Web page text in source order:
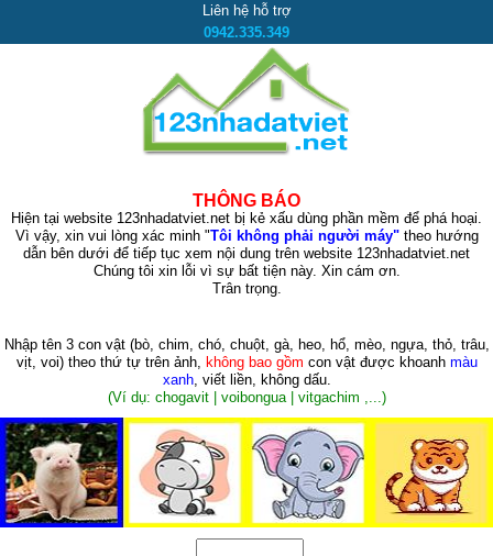
Liên hệ hỗ trợ
0942.335.349
THÔNG BÁO
Hiện tại website 123nhadatviet.net bị kẻ xấu dùng phần mềm để phá hoại.
Vì vậy, xin vui lòng xác minh "Tôi không phải người máy"theo hướng
dẫn bên dưới để tiếp tục xem nội dung trên website 123nhadatviet.net
Chúng tôi xin lỗi vì sự bất tiện này. Xin cám ơn.
Trân trọng.
Nhập tên 3 con vật (bò, chim, chó, chuột, gà, heo, hổ, mèo, ngựa, thỏ, trâu,
vịt, voi)theo thứ tự trên ảnh, không bao gồm con vật được khoanh màu
xanh, viết liền, không dấu.
(Ví dụ: chogavit | voibongua | vitgachim ,...)